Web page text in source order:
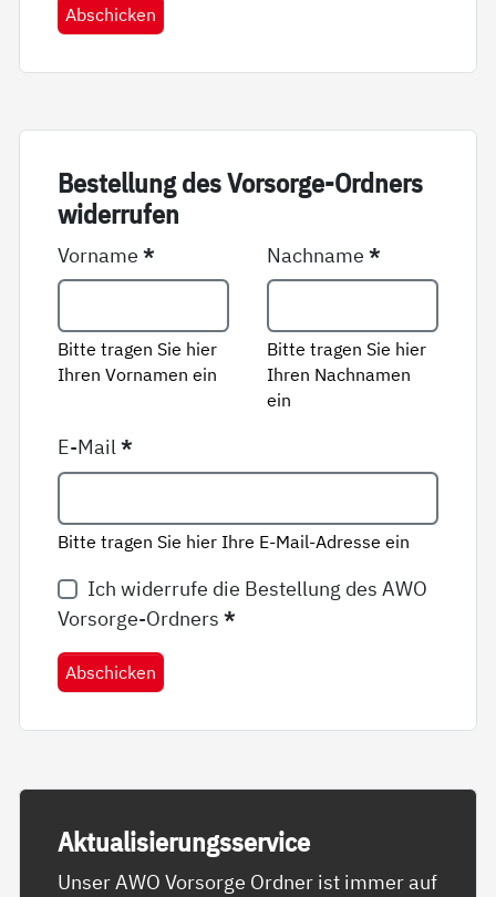
Abschicken
Be­stel­lung des Vor­sor­ge-Ord­ners
wi­der­ru­fen
Vorname*
Bitte tragen Sie hier
Ihren Vornamen ein
Nachname*
Bitte tragen Sie hier
Ihren Nachnamen
ein
E-Mail*
Bitte tragen Sie hier Ihre E-Mail-Adresse ein
Ich widerrufe die Bestellung des AWO
Vorsorge-Ordners*
Abschicken
Ak­tua­li­sie­rungs­ser­vice
Unser AWO Vorsorge Ordner ist immer auf